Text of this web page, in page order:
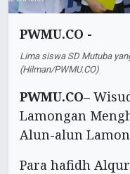
PWMU.CO -
Lima siswa SD Mutuba
(Hilman/PWMU.CO)
PWMU.CO–
Lamongan
Alun-alun
Para hafidh